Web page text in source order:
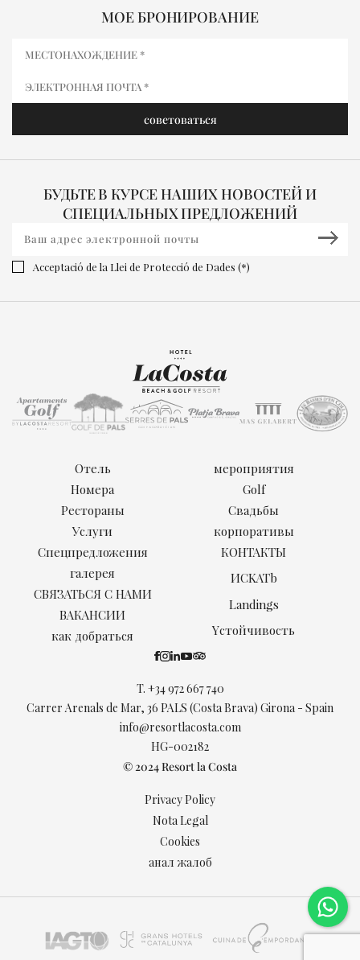
МОЕ БРОНИРОВАНИЕ
БУДЬТЕ В КУРСЕ НАШИХ НОВОСТЕЙ И
СПЕЦИАЛЬНЫХ ПРЕДЛОЖЕНИЙ
Acceptació de la Llei de Protecció de Dades (*)
T. +34 972 667 740
Carrer Arenals de Mar, 36 PALS (Costa Brava) Girona - Spain
info@resortlacosta.com
HG-002182
Отель
Номера
Рестораны
Услуги
мероприятия
Golf
Свадьбы
корпоративы
Спецпредложения
галерея
СВЯЗАТЬСЯ С НАМИ
ВАКАНСИИ
как добраться
КОНТАКТЫ
ИCKATb
Landings
Yстойчивость
© 2024 Resort la Costa
Privacy Policy
Nota Legal
Cookies
анал жалоб